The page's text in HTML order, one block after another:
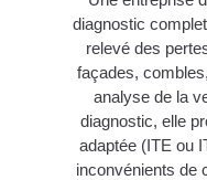
diagnostic
relevé des
façades,
analyse de la
diagnostic, elle
adaptée (ITE ou
inconvénients de